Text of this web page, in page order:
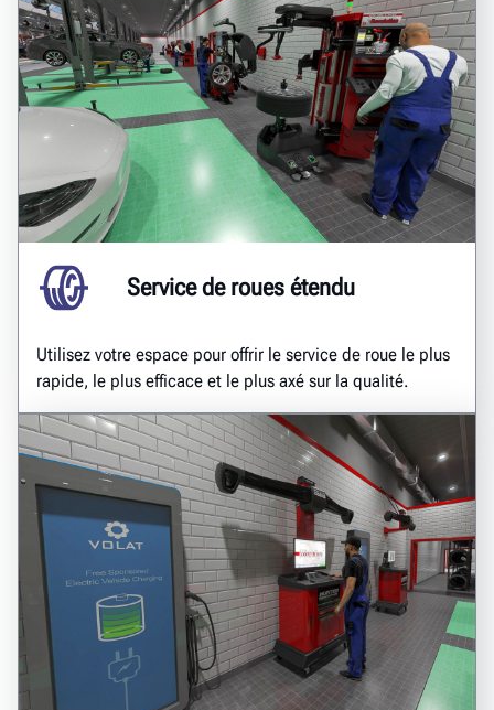
Service de roues étendu
Utilisez votre espace pour offrir le service de roue le plus
rapide, le plus efficace et le plus axé sur la qualité.